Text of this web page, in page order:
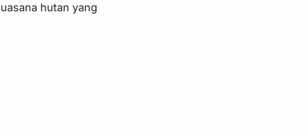
hutan yang